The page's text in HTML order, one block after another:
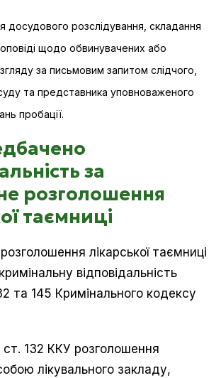
досудового розслідування, складання
щодо обвинувачених або
за письмовим запитом слідчого,
та представника уповноваженого
пробації.
за
розголошення
таємниці
лікарської таємниці
відповідальність
та 145 Кримінального кодексу
ст. 132 ККУ розголошення
лікувального закладу,